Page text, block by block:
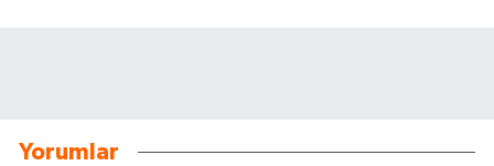
Yorumlar